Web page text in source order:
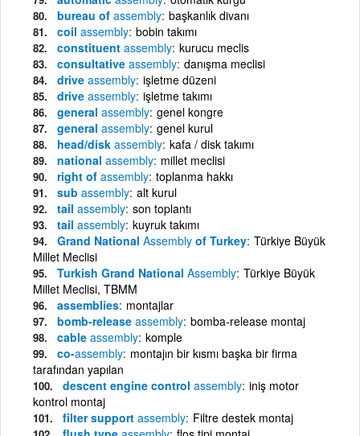
bureau of assembly başkanlık divanı
coil assembly bobin takımı
constituent assembly kurucu meclis
consultative assembly danışma meclisi
drive assembly işletme düzeni
drive assembly işletme takımı
general assembly genel kongre
general assembly genel kurul
head/disk assembly kafa / disk takımı
national assembly millet meclisi
right of assembly toplanma hakkı
sub assembly alt kurul
tail assembly son toplantı
tail assembly kuyruk takımı
Grand National Assembly of Turkey Türkiye Büyük
Millet Meclisi
Turkish Grand National Assembly Türkiye Büyük
Millet Meclisi, TBMM
assemblies montajlar
bomb-release assembly bomba-release montaj
cable assembly komple
co-assembly montajın bir kısmı başka bir firma
tarafından yapılan
descent engine control assembly iniş motor
kontrol montaj
filter support assembly Filtre destek montaj